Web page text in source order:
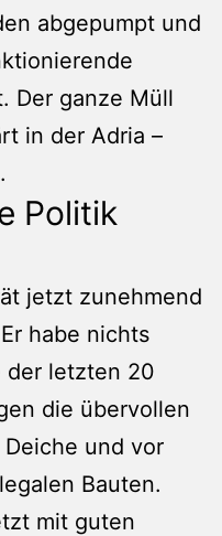
abgepumpt und
Der ganze Müll
in der Adria –
Politik
jetzt zunehmend
habe nichts
der letzten 20
die übervollen
und vor
Bauten.
mit guten